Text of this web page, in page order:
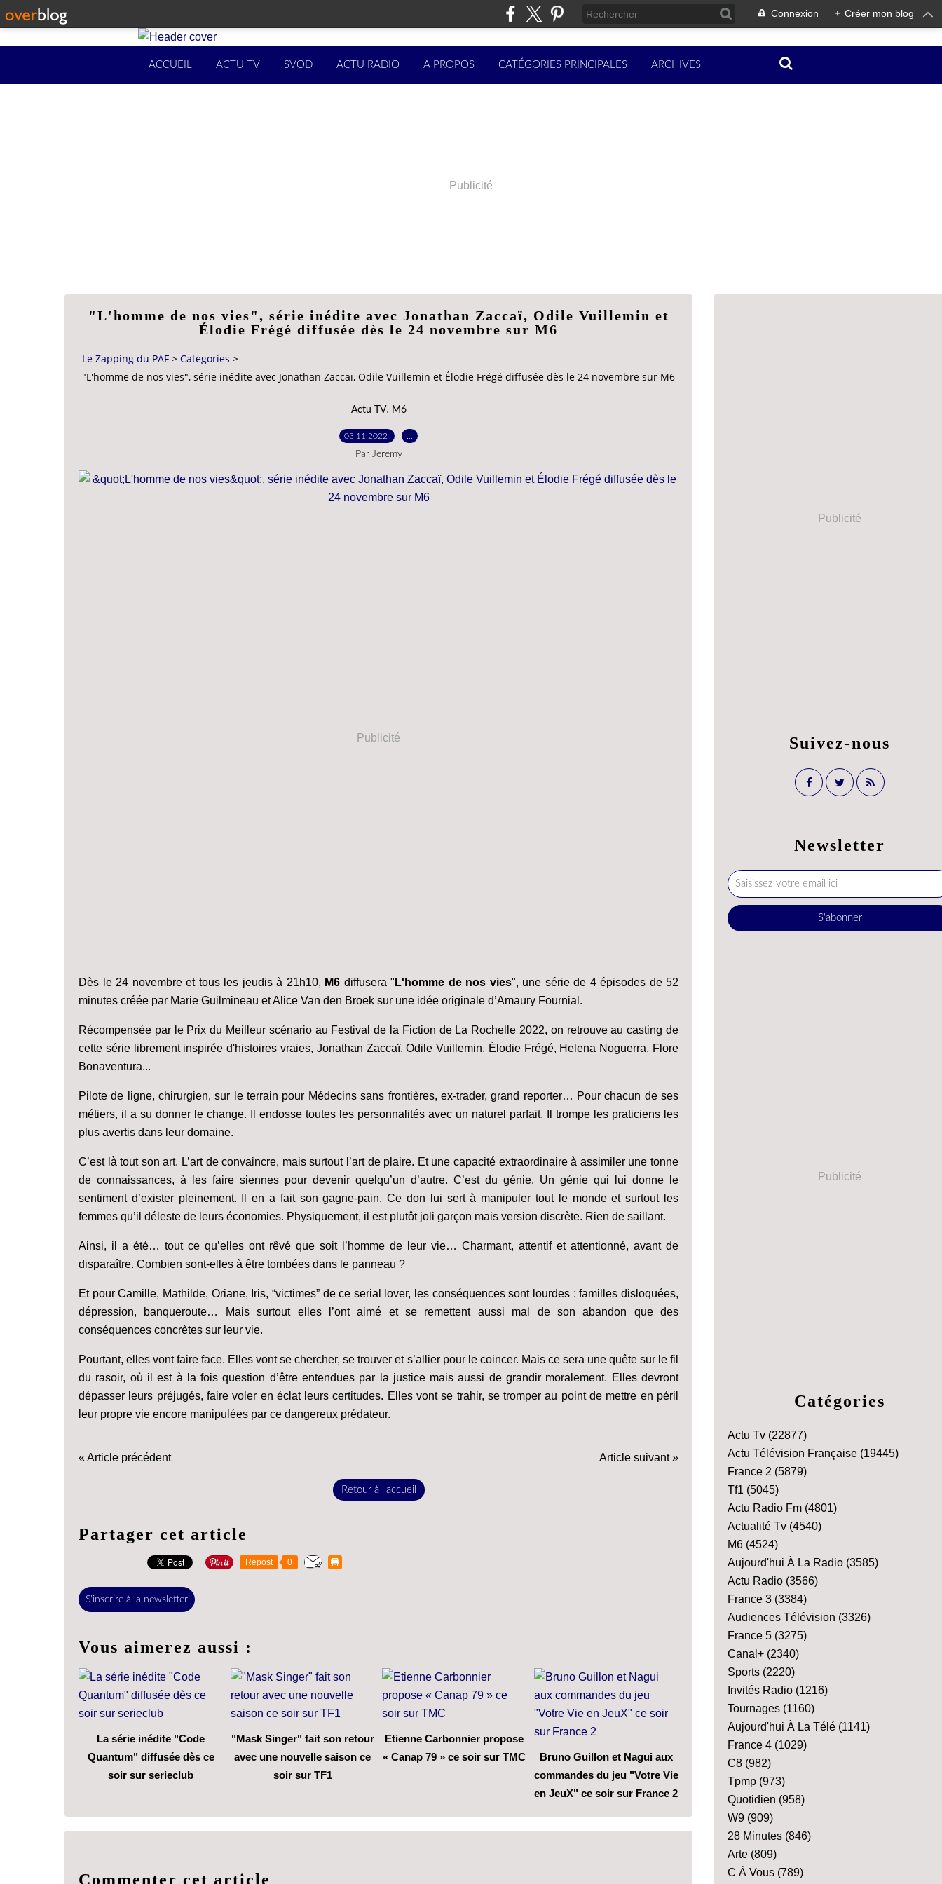
Connexion + Créer mon blog
ACCUEIL ACTU TV SVOD ACTU RADIO A PROPOS CATÉGORIES PRINCIPALES ARCHIVES
Publicité
"L'homme de nos vies", série inédite avec Jonathan Zaccaï, Odile Vuillemin et
Élodie Frégé diffusée dès le 24 novembre sur M6
Le Zapping du PAF > Categories >
"L'homme de nos vies", série inédite avec Jonathan Zaccaï, Odile Vuillemin et Élodie Frégé diffusée dès le 24 novembre sur M6
Actu TV, M6
03.11.2022
Par Jeremy
Publicité
Dès le 24 novembre et tous les jeudis à 21h10, M6 diffusera " L'homme de nos vies", une série de 4 épisodes de 52
minutes créée par Marie Guilmineau et Alice Van den Broek sur une idée originale d’Amaury Fournial.
Récompensée par le Prix du Meilleur scénario au Festival de la Fiction de La Rochelle 2022, on retrouve au casting de
cette série librement inspirée d'histoires vraies, Jonathan Zaccaï, Odile Vuillemin, Élodie Frégé, Helena Noguerra, Flore
Bonaventura...
Pilote de ligne, chirurgien, sur le terrain pour Médecins sans frontières, ex-trader, grand reporter… Pour chacun de ses
métiers, il a su donner le change. Il endosse toutes les personnalités avec un naturel parfait. Il trompe les praticiens les
plus avertis dans leur domaine.
C’est là tout son art. L’art de convaincre, mais surtout l’art de plaire. Et une capacité extraordinaire à assimiler une tonne
de connaissances, à les faire siennes pour devenir quelqu’un d’autre. C’est du génie. Un génie qui lui donne le
sentiment d’exister pleinement. Il en a fait son gagne-pain. Ce don lui sert à manipuler tout le monde et surtout les
femmes qu’il déleste de leurs économies. Physiquement, il est plutôt joli garçon mais version discrète. Rien de saillant.
Ainsi, il a été… tout ce qu’elles ont rêvé que soit l’homme de leur vie… Charmant, attentif et attentionné, avant de
disparaître. Combien sont-elles à être tombées dans le panneau ?
Et pour Camille, Mathilde, Oriane, Iris, “victimes” de ce serial lover, les conséquences sont lourdes : familles disloquées,
dépression, banqueroute… Mais surtout elles l’ont aimé et se remettent aussi mal de son abandon que des
conséquences concrètes sur leur vie.
Pourtant, elles vont faire face. Elles vont se chercher, se trouver et s’allier pour le coincer. Mais ce sera une quête sur le fil
du rasoir, où il est à la fois question d’être entendues par la justice mais aussi de grandir moralement. Elles devront
dépasser leurs préjugés, faire voler en éclat leurs certitudes. Elles vont se trahir, se tromper au point de mettre en péril
leur propre vie encore manipulées par ce dangereux prédateur.
« Article précédent Article suivant »
Retour à l'accueil
Partager cet article
Repost 0
S'inscrire à la newsletter
Vous aimerez aussi :
La série inédite "Code
Quantum" diffusée dès ce
soir sur serieclub
"Mask Singer" fait son retour
avec une nouvelle saison ce
soir sur TF1
Etienne Carbonnier propose
« Canap 79 » ce soir sur TMC
Bruno Guillon et Nagui aux
commandes du jeu "Votre Vie
en JeuX" ce soir sur France 2
Commenter cet article
Newsletter
Publicité
Catégories
Actu Tv (22877)
Actu Télévision Française (19445)
France 2 (5879)
Tf1 (5045)
Actu Radio Fm (4801)
Actualité Tv (4540)
M6 (4524)
Aujourd'hui À La Radio (3585)
Actu Radio (3566)
France 3 (3384)
Audiences Télévision (3326)
France 5 (3275)
Canal+ (2340)
Sports (2220)
Invités Radio (1216)
Tournages (1160)
Aujourd'hui À La Télé (1141)
France 4 (1029)
C8 (982)
Tpmp (973)
Quotidien (958)
W9 (909)
28 Minutes (846)
Arte (809)
C À Vous (789)
Suivez-nous
Publicité